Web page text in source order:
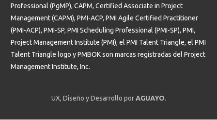
Professional (PgMP), CAPM, Certified Associate in Project
Management (CAPM), PMI-ACP, PMI Agile Certified Practitioner
(PMI-ACP), PMI-SP, PMI Scheduling Professional (PMI-SP), PMI,
Project Management Institute (PMI), el PMI Talent Triangle, el PMI
Talent Triangle logo y PMBOK son marcas registradas del Project
Management Institute, Inc.
UX, Diseño y Desarrollo porAGUAYO.